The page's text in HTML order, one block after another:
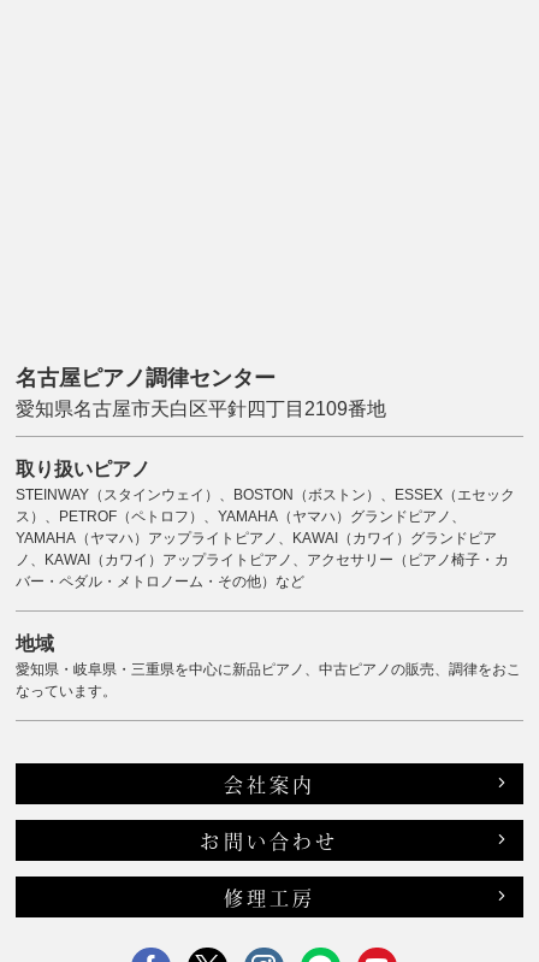
名古屋ピアノ調律センター
愛知県名古屋市天白区平針四丁目2109番地
取り扱いピアノ
STEINWAY（スタインウェイ）、BOSTON（ボストン）、ESSEX（エセック
ス）、PETROF（ペトロフ）、YAMAHA（ヤマハ）グランドピアノ、
YAMAHA（ヤマハ）アップライトピアノ、KAWAI（カワイ）グランドピア
ノ、KAWAI（カワイ）アップライトピアノ、アクセサリー（ピアノ椅子・カ
バー・ペダル・メトロノーム・その他）など
地域
愛知県・岐阜県・三重県を中心に新品ピアノ、中古ピアノの販売、調律をおこ
なっています。
会社案内
お問い合わせ
修理工房